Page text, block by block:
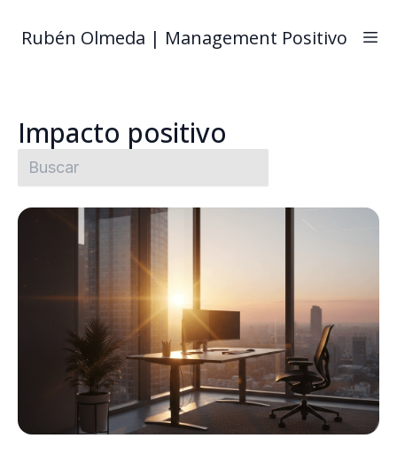
Rubén Olmeda | Management Positivo
Impacto positivo